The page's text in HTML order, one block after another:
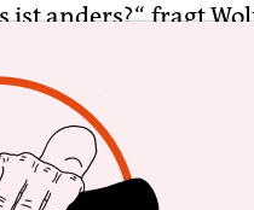
ist anders?“, fragt
64“. Mit
Kulturkreis des
von Jürgen
Situation der
1979 den